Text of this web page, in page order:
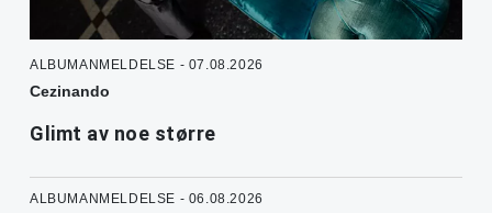
ALBUMANMELDELSE - 07.08.2026
Cezinando
Glimt av noe større
ALBUMANMELDELSE - 06.08.2026